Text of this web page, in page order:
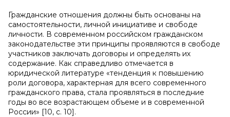
Гражданские отношения должны быть основаны на
самостоятельности, личной инициативе и свободе
личности. В современном российском гражданском
законодательстве эти принципы проявляются в свободе
участников заключать договоры и определять их
содержание. Как справедливо отмечается в
юридической литературе «тенденция к повышению
роли договора, характерная для всего современного
гражданского права, стала проявляться в последние
годы во все возрастающем объеме и в современной
России» [10, с. 10].